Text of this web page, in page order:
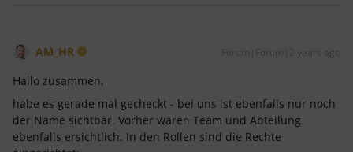
AM_HR Forum|Forum|2 years ago
Hallo zusammen,
habe es gerade mal gecheckt - bei uns ist ebenfalls nur noch
der Name sichtbar. Vorher waren Team und Abteilung
ebenfalls ersichtlich. In den Rollen sind die Rechte